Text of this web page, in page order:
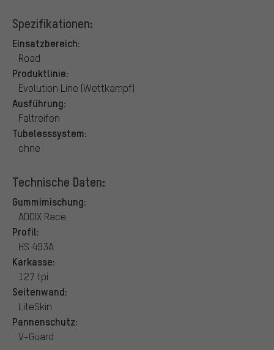
Spezifikationen:
Einsatzbereich:
Road
Produktlinie:
Evolution Line (Wettkampf)
Ausführung:
Faltreifen
Tubelesssystem:
ohne
Technische Daten:
Gummimischung:
ADDIX Race
Profil:
HS 493A
Karkasse:
127 tpi
Seitenwand:
LiteSkin
Pannenschutz:
V-Guard